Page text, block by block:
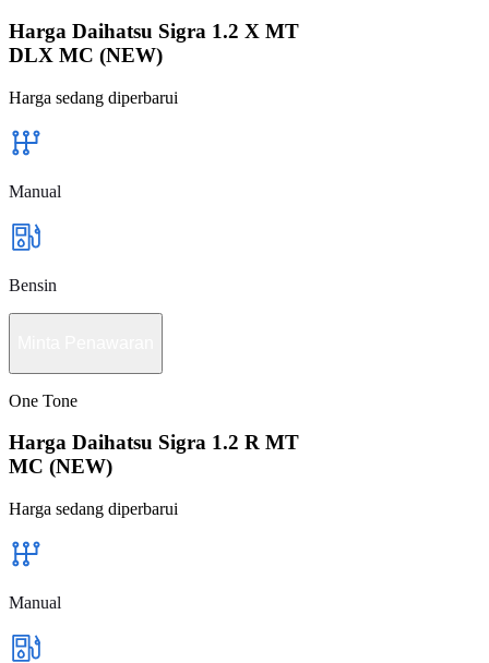
Harga Daihatsu Sigra 1.2 X MT
DLX MC (NEW)
Harga sedang diperbarui
Manual
Bensin
One Tone
Harga Daihatsu Sigra 1.2 R MT
MC (NEW)
Harga sedang diperbarui
Manual